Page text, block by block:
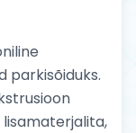
parkisõiduks.